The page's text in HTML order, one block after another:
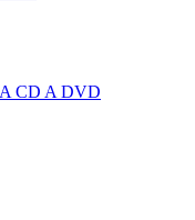
CD A DVD